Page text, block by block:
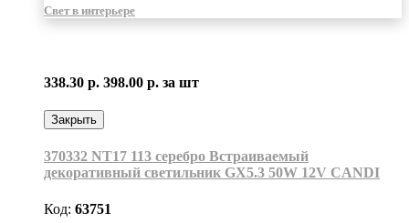
Свет в интерьере
338.30 р. 398.00 р. за шт
Закрыть
370332 NT17 113 серебро Встраиваемый
декоративный светильник GX5.3 50W 12V CANDI
Код: 63751